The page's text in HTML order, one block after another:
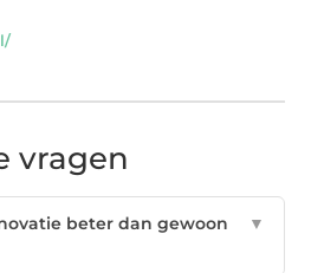
vragen
beter dan gewoon
▼